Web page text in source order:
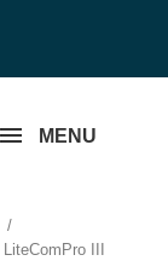
MENU
III